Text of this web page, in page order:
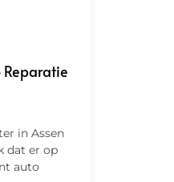
Reparatie
in Assen
dat er op
auto